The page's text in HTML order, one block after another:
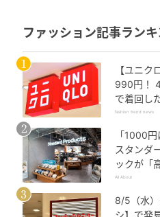
ファッション記事ラン
【ユニク
990円！
で着回し
ス」
fashion trend news
「1000
スタンダ
ックが「
個購入す
All About
8/5（水
シ】で発